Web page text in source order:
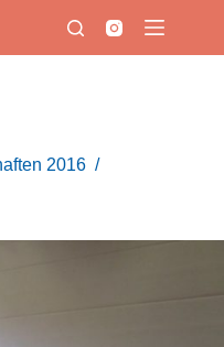
2016 /